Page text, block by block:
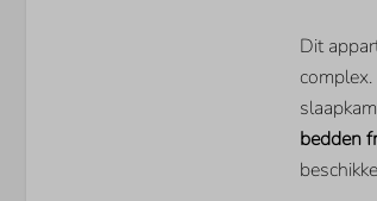
Koel/
Dit
bedden